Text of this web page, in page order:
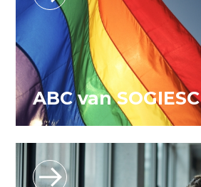
ABC van SOGIESC